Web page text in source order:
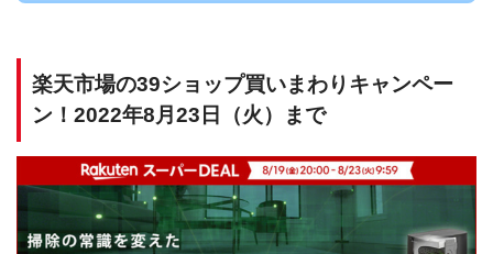
楽天市場の39ショップ買いまわりキャンペー
ン！2022年8月23日（火）まで